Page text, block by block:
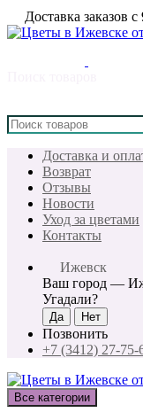
Доставка заказов
Доставка и
Возврат
Отзывы
Новости
Уход за цветами
Контакты
Ижевск
Ваш город —
Угадали?
Позвонить
+7 (3412) 27-75-
Все категории